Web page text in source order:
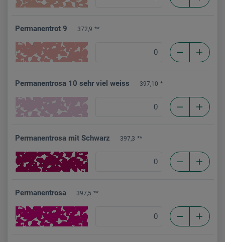
Permanentrot 9 372,9 **
Permanentrosa 10 sehr viel weiss 397,10 *
Permanentrosa mit Schwarz 397,3 **
Permanentrosa 397,5 **